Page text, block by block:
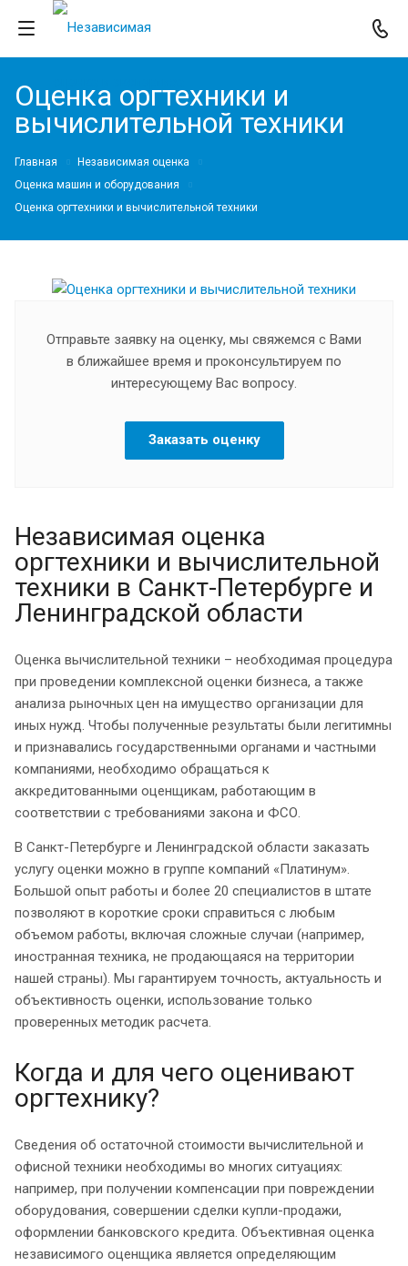
Оценка оргтехники и
вычислительной техники
Главная
Независимая оценка
Оценка машин и оборудования
Оценка оргтехники и вычислительной техники
Отправьте заявку на оценку, мы свяжемся с Вами
в ближайшее время и проконсультируем по
интересующему Вас вопросу.
Заказать оценку
Независимая оценка
оргтехники и вычислительной
техники в Санкт-Петербурге и
Ленинградской области
Оценка вычислительной техники – необходимая процедура
при проведении комплексной оценки бизнеса, а также
анализа рыночных цен на имущество организации для
иных нужд. Чтобы полученные результаты были легитимны
и признавались государственными органами и частными
компаниями, необходимо обращаться к
аккредитованными оценщикам, работающим в
соответствии с требованиями закона и ФСО.
В Санкт-Петербурге и Ленинградской области заказать
услугу оценки можно в группе компаний «Платинум».
Большой опыт работы и более 20 специалистов в штате
позволяют в короткие сроки справиться с любым
объемом работы, включая сложные случаи (например,
иностранная техника, не продающаяся на территории
нашей страны). Мы гарантируем точность, актуальность и
объективность оценки, использование только
проверенных методик расчета.
Когда и для чего оценивают
оргтехнику?
Сведения об остаточной стоимости вычислительной и
офисной техники необходимы во многих ситуациях:
например, при получении компенсации при повреждении
оборудования, совершении сделки купли-продажи,
оформлении банковского кредита. Объективная оценка
независимого оценщика является определяющим